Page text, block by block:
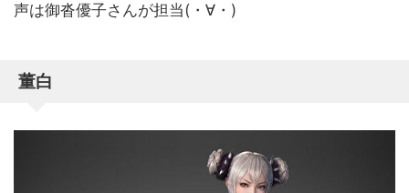
声は御沓優子さんが担当(・∀・)
董白